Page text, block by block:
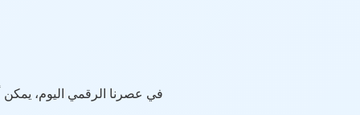
في عصرنا الرقمي اليوم،